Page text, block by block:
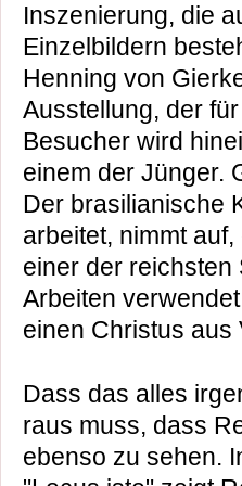
Inszenierung, die
Einzelbildern
Henning von
Ausstellung, der
Besucher wird
einem der Jünger.
Der brasilianische
arbeitet, nimmt
einer der reichsten
Arbeiten
einen Christus aus
Dass das alles
raus muss, dass
ebenso zu sehen.